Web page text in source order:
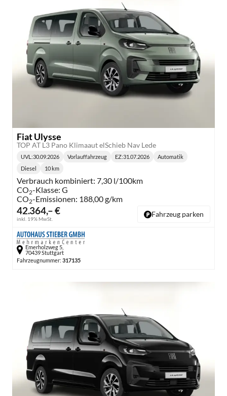
Fiat Ulysse
TOP AT L3 Pano Klimaaut elSchieb Nav Lede
42.364,– €
inkl. 19% MwSt.
UVL :30.09.2026 Vorlauffahrzeug EZ:31.07.2026 Automatik
Diesel 10 km
Verbrauch kombiniert: 7,30 l/100km
CO2-Klasse: G
CO2-Emissionen: 188,00 g/km
Fahrzeug parken
Emerholzweg 5,
70439 Stuttgart
Fahrzeugnummer: 317135